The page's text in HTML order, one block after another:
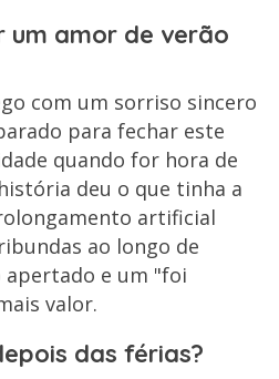
um amor de verão
com um sorriso sincero
para fechar este
quando for hora de
deu o que tinha a
artificial
ao longo de
e um "foi
valor.
das férias?